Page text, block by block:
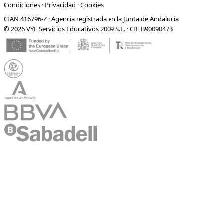
Condiciones · Privacidad ·Cookies
CIAN 416796-Z · Agencia registrada en la Junta de Andalucía
© 2026 VYE Servicios Educativos 2009 S.L. · CIF B90090473